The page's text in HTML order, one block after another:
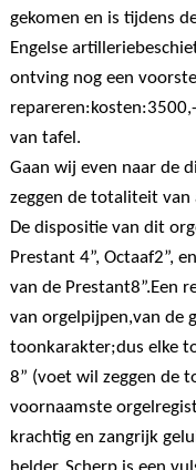
gekomen en is tijdens
Engelse
ontving nog een
van tafel.
Gaan wij even naar de
zeggen de totaliteit van
De dispositie van dit
Prestant 4”, Octaaf2”,
van de Prestant8”.Een
van orgelpijpen,van de
toonkarakter;dus elke
8” (voet wil zeggen de
voornaamste
krachtig en zangrijk